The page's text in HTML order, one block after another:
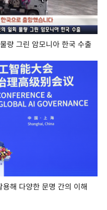
량 그린 암모니아 한국 수출
해 다양한 문명 간의 이해